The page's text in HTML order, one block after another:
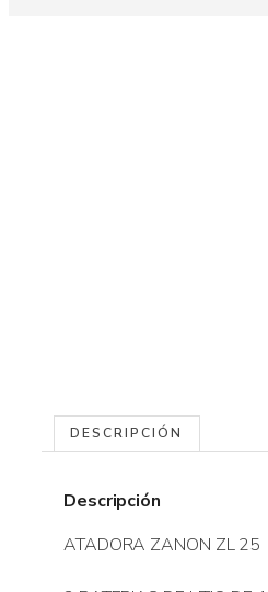
DESCRIPCIÓN
Descripción
ATADORA ZANON ZL 25